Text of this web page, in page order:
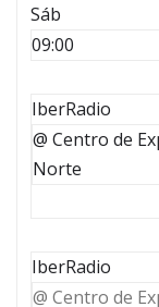
Sáb
09:00
IberRadio
@ Centro de
Norte
IberRadio
@ Centro de